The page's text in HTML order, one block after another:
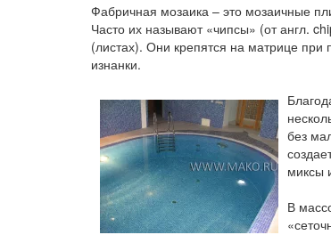
Фабричная мозаика – это мозаичные
Часто их называют «чипсы» (от англ.
(листах). Они крепятся на матрице при
изнанки.
без
миксы
В